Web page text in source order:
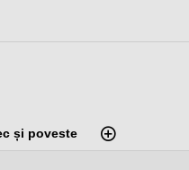
și poveste